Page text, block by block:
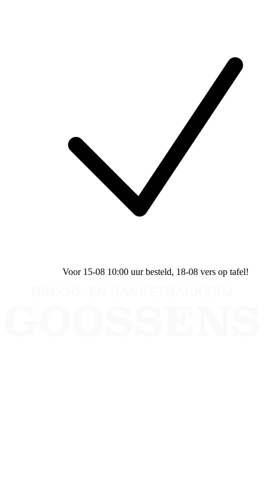
Voor 15-08 10:00 uur besteld, 18-08 vers op tafel!